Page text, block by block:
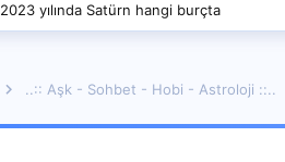
2023 yılında Satürn hangi burçta
..:: Aşk - Sohbet - Hobi - Astroloji ::..